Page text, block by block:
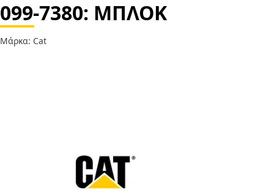
099-7380: ΜΠΛΟΚ
Μάρκα: Cat